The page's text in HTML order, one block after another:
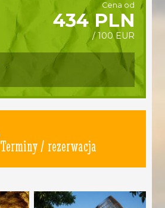
Cena od
434 PLN
/ 100 EUR
Terminy / rezerwacja